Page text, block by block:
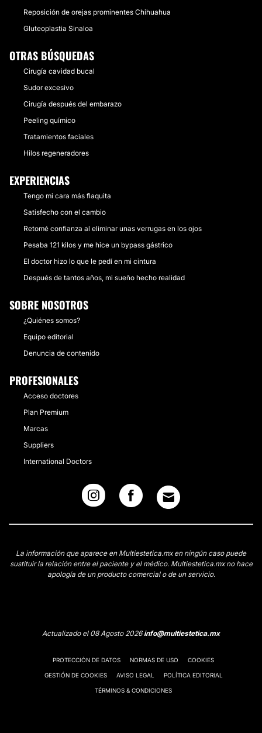
Reposición de orejas prominentes Chihuahua
Gluteoplastia Sinaloa
OTRAS BÚSQUEDAS
Cirugía cavidad bucal
Sudor excesivo
Cirugía después del embarazo
Peeling químico
Tratamientos faciales
Hilos regeneradores
EXPERIENCIAS
Tengo mi cara más flaquita
Satisfecho con el cambio
Retomé confianza al eliminar unas verrugas en los ojos
Pesaba 121 kilos y me hice un bypass gástrico
El doctor hizo lo que le pedí en mi cintura
Después de tantos años, mi sueño hecho realidad
SOBRE NOSOTROS
¿Quiénes somos?
Equipo editorial
Denuncia de contenido
PROFESIONALES
Acceso doctores
Plan Premium
Marcas
Suppliers
International Doctors
La información que aparece en Multiestetica.mx en ningún caso puede
sustituir la relación entre el paciente y el médico. Multiestetica.mx no hace
apología de un producto comercial o de un servicio.
Actualizado el 08 Agosto 2026info@multiestetica.mx
PROTECCIÓN DE DATOS NORMAS DE USO COOKIES
GESTIÓN DE COOKIES AVISO LEGAL POLÍTICA EDITORIAL
TÉRMINOS & CONDICIONES